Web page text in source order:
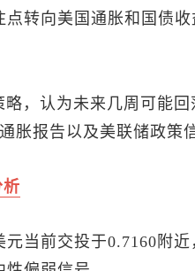
转向美国通胀和国债
略，认为未来几周可能
胀报告以及美联储政策
元当前交投于0.7160附